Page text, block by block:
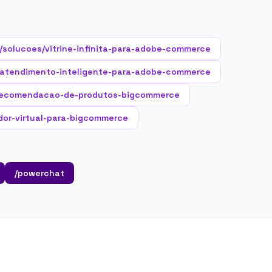
/solucoes/vitrine-infinita-para-adobe-commerce
inteligente-para-adobe-commerce
de-produtos-bigcommerce
virtual-para-bigcommerce
/powerchat